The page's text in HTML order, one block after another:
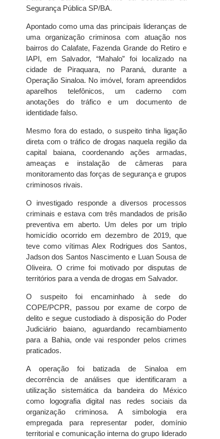
Segurança Pública SP/BA.
Apontado como uma das principais lideranças de
uma organização criminosa com atuação nos
bairros do Calafate, Fazenda Grande do Retiro e
IAPI, em Salvador, “Mahalo” foi localizado na
cidade de Piraquara, no Paraná, durante a
Operação Sinaloa. No imóvel, foram apreendidos
aparelhos telefônicos, um caderno com
anotações do tráfico e um documento de
identidade falso.
Mesmo fora do estado, o suspeito tinha ligação
direta com o tráfico de drogas naquela região da
capital baiana, coordenando ações armadas,
ameaças e instalação de câmeras para
monitoramento das forças de segurança e grupos
criminosos rivais.
O investigado responde a diversos processos
criminais e estava com três mandados de prisão
preventiva em aberto. Um deles por um triplo
homicídio ocorrido em dezembro de 2019, que
teve como vítimas Alex Rodrigues dos Santos,
Jadson dos Santos Nascimento e Luan Sousa de
Oliveira. O crime foi motivado por disputas de
territórios para a venda de drogas em Salvador.
O suspeito foi encaminhado à sede do
COPE/PCPR, passou por exame de corpo de
delito e segue custodiado à disposição do Poder
Judiciário baiano, aguardando recambiamento
para a Bahia, onde vai responder pelos crimes
praticados.
A operação foi batizada de Sinaloa em
decorrência de análises que identificaram a
utilização sistemática da bandeira do México
como logografia digital nas redes sociais da
organização criminosa. A simbologia era
empregada para representar poder, domínio
territorial e comunicação interna do grupo liderado